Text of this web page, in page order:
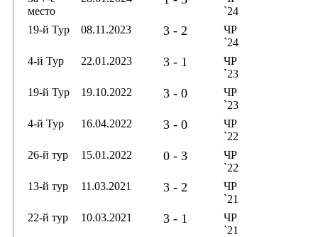
место
`24
19-й Тур
08.11.2023 3 - 2
ЧР
`24
4-й Тур
22.01.2023 3 - 1
ЧР
`23
19-й Тур
19.10.2022 3 - 0
ЧР
`23
4-й Тур
16.04.2022 3 - 0
ЧР
`22
26-й тур
15.01.2022 0 - 3
ЧР
`22
13-й тур
11.03.2021 3 - 2
ЧР
`21
22-й тур
10.03.2021 3 - 1
ЧР
`21